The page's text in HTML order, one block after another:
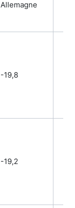
Allemagne
-19,8
-19,2